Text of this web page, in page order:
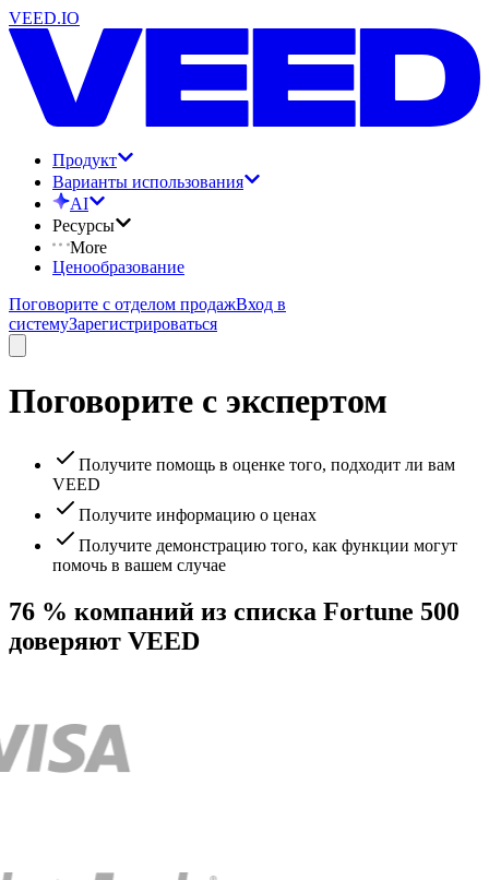
VEED.IO
Продукт
Варианты использования
AI
Ресурсы
More
Ценообразование
Поговорите с отделом продажВход в
системуЗарегистрироваться
Поговорите с экспертом
Получите помощь в оценке того, подходит ли вам
VEED
Получите информацию о ценах
Получите демонстрацию того, как функции могут
помочь в вашем случае
76 % компаний из списка Fortune 500
доверяют VEED